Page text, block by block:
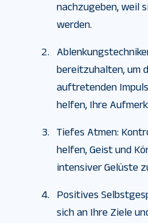
nachzugeben, weil
werden.
bereitzuhalten, um
auftretenden
helfen, Ihre
Tiefes Atmen:
helfen, Geist und
intensiver Gelüste
Positives
sich an Ihre Ziele